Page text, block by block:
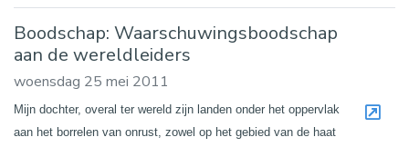
Boodschap: Waarschuwingsboodschap
aan de wereldleiders
woensdag 25 mei 2011
Mijn dochter, overal ter wereld zijn landen onder het oppervlak
aan het borrelen van onrust, zowel op het gebied van de haat